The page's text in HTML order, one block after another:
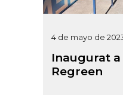
4 de mayo de
Inaugurat a
Regreen